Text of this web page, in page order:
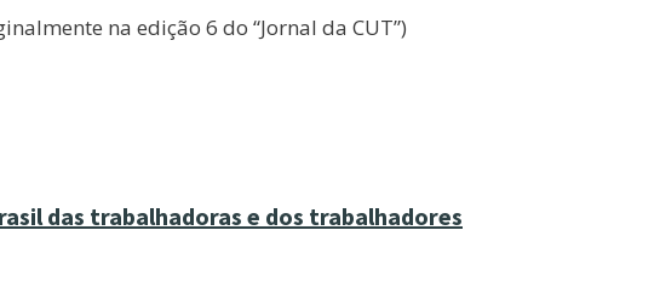
na edição 6 do “Jornal da CUT”)
das trabalhadoras e dos trabalhadores